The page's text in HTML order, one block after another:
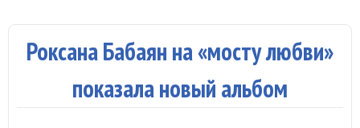
Роксана Бабаян на «мосту любви»
показала новый альбом